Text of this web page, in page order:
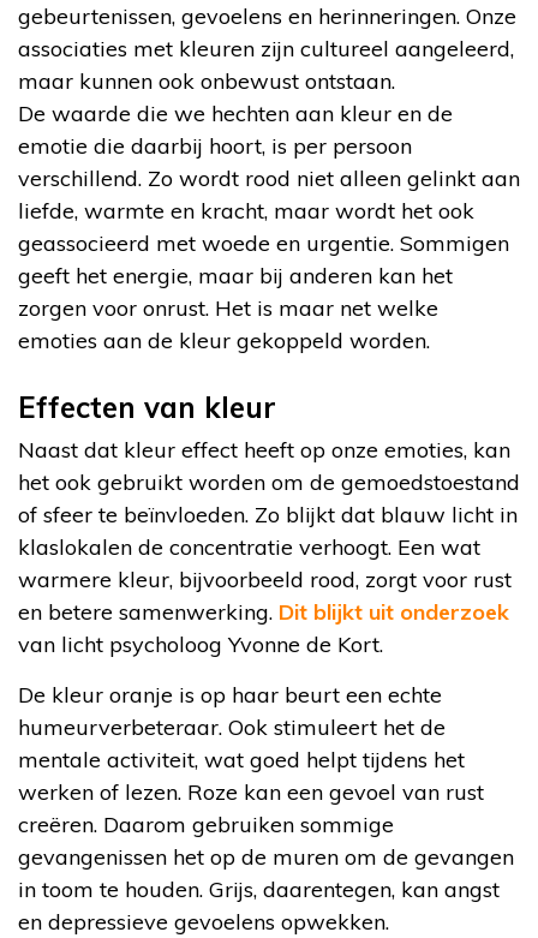
gebeurtenissen, gevoelens en herinneringen. Onze
associaties met kleuren zijn cultureel aangeleerd,
maar kunnen ook onbewust ontstaan.
De waarde die we hechten aan kleur en de
emotie die daarbij hoort, is per persoon
verschillend. Zo wordt rood niet alleen gelinkt aan
liefde, warmte en kracht, maar wordt het ook
geassocieerd met woede en urgentie. Sommigen
geeft het energie, maar bij anderen kan het
zorgen voor onrust. Het is maar net welke
emoties aan de kleur gekoppeld worden.
Effecten van kleur
Naast dat kleur effect heeft op onze emoties, kan
het ook gebruikt worden om de gemoedstoestand
of sfeer te beïnvloeden. Zo blijkt dat blauw licht in
klaslokalen de concentratie verhoogt. Een wat
warmere kleur, bijvoorbeeld rood, zorgt voor rust
en betere samenwerking. Dit blijkt uit onderzoek
van licht psycholoog Yvonne de Kort.
De kleur oranje is op haar beurt een echte
humeurverbeteraar. Ook stimuleert het de
mentale activiteit, wat goed helpt tijdens het
werken of lezen. Roze kan een gevoel van rust
creëren. Daarom gebruiken sommige
gevangenissen het op de muren om de gevangen
in toom te houden. Grijs, daarentegen, kan angst
en depressieve gevoelens opwekken.